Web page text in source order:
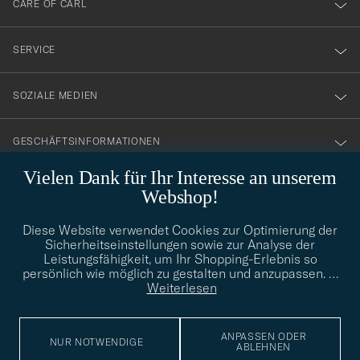
Vielen Dank für Ihr Interesse an unserem
Webshop!
Diese Website verwendet Cookies zur Optimierung der
Sicherheitseinstellungen sowie zur Analyse der
Leistungsfähigkeit, um Ihr Shopping-Erlebnis so
persönlich wie möglich zu gestalten und anzupassen. …
Weiterlesen
NUR NOTWENDIGE
ANPASSEN ODER
ABLEHNEN
vårt
nyhetsbrev!
CARE OF CARL
SERVICE
SOZIALE MEDIEN
GESCHÄFTSINFORMATIONEN
info@careofcarl.de
Benötigen Sie Hilfe bei der Suche nach Ihrem persönlichen Stil?
Wenden Sie sich an uns, wir helfen Ihnen gerne weiter!
STILBERATUNG